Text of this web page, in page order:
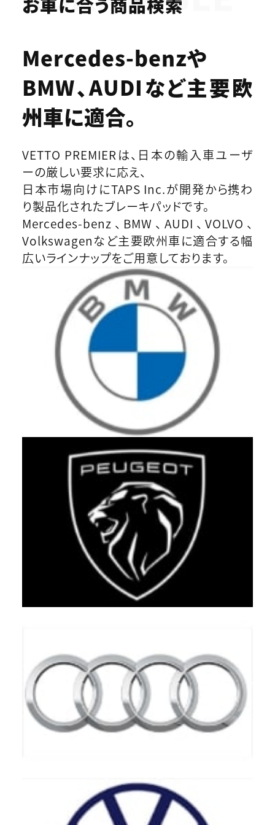
Mercedes-benzや
BMW、AUDIなど主要欧
州車に適合。
VETTO PREMIERは、日本の輸入車ユーザ
ーの厳しい要求に応え、
日本市場向けにTAPS Inc.が開発から携わ
り製品化されたブレーキパッドです。
Mercedes-benz、BMW、AUDI、VOLVO、
Volkswagenなど主要欧州車に適合する幅
広いラインナップをご用意しております。